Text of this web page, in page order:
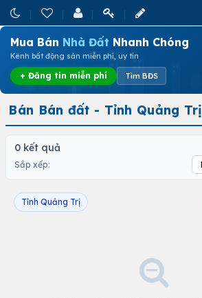
Mua Bán Nhà Đất Nhanh Chóng
Kênh bất động sản miễn phí, uy tín
+ Đăng tin miễn phí Tìm BĐS
Bán Bán đất - Tỉnh Quảng Trị
0 kết quả
Sắp xếp:
Tỉnh Quảng Trị